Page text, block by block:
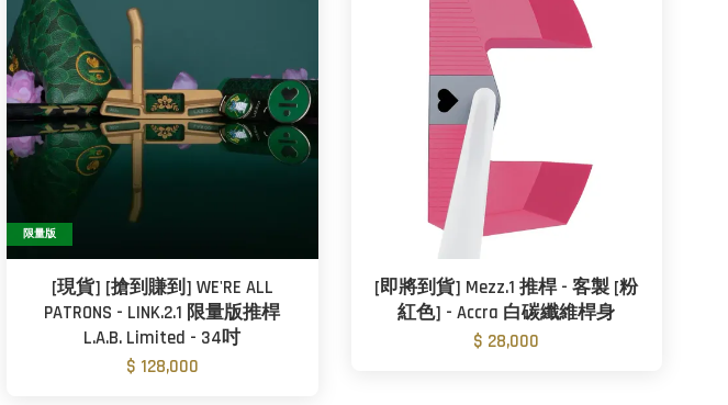
限量版
[現貨] [搶到賺到] WE'RE ALL
PATRONS - LINK.2.1 限量版推桿
L.A.B. Limited - 34吋
$ 128,000
[即將到貨] Mezz.1 推桿 - 客製 [粉
紅色] - Accra 白碳纖維桿身
$ 28,000